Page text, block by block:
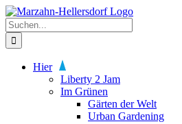
Zum
Inhalt
springen
Suche
nach:
Hier
Liberty 2 Jam
Im Grünen
Gärten der Welt
Urban Gardening